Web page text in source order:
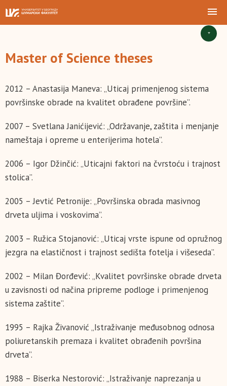
+
Master of Science theses
2012 – Anastasija Maneva: „Uticaj primenjenog sistema
površinske obrade na kvalitet obrađene površine”.
2007 – Svetlana Janićijević: „Održavanje, zaštita i menjanje
nameštaja i opreme u enterijerima hotela”.
2006 – Igor Džinčić: „Uticajni faktori na čvrstoću i trajnost
stolica”.
2005 – Jevtić Petronije: „Površinska obrada masivnog
drveta uljima i voskovima”.
2003 – Ružica Stojanović: „Uticaj vrste ispune od opružnog
jezgra na elastičnost i trajnost sedišta fotelja i višeseda”.
2002 – Milan Đorđević: „Kvalitet površinske obrade drveta
u zavisnosti od načina pripreme podloge i primenjenog
sistema zaštite”.
1995 – Rajka Živanović „Istraživanje međusobnog odnosa
poliuretanskih premaza i kvalitet obrađenih površina
drveta”.
1988 – Biserka Nestorović: „Istraživanje naprezanja u